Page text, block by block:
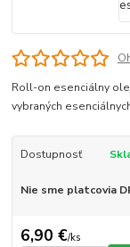
Roll-on esenciálny
vybraných
Dostupnosť
Nie sme platcovia
6,90 €/ks